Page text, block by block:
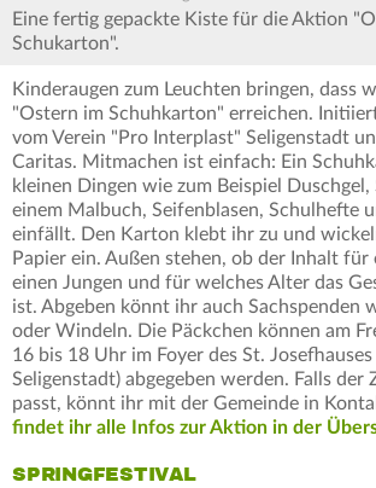
Eine fertig gepackte Kiste für die Aktion
Schukarton".
Kinderaugen zum Leuchten bringen, dass
"Ostern im Schuhkarton" erreichen.
vom Verein "Pro Interplast" Seligenstadt
Caritas. Mitmachen ist einfach: Ein
kleinen Dingen wie zum Beispiel Duschgel,
einem Malbuch, Seifenblasen, Schulhefte
einfällt. Den Karton klebt ihr zu und
Papier ein. Außen stehen, ob der Inhalt
einen Jungen und für welches Alter das
ist. Abgeben könnt ihr auch Sachspenden
oder Windeln. Die Päckchen können am
16 bis 18 Uhr im Foyer des St.
Seligenstadt) abgegeben werden. Falls
passt, könnt ihr mit der Gemeinde in
findet ihr alle Infos zur Aktion in der
SPRINGFESTIVAL